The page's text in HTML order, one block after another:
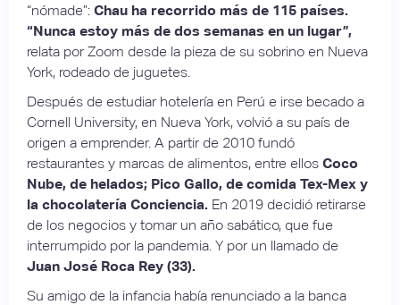
“nómade”: Chau ha recorrido más de 115 países.
“Nunca estoy más de dos semanas en un lugar”,
relata por Zoom desde la pieza de su sobrino en Nueva
York, rodeado de juguetes.
Después de estudiar hotelería en Perú e irse becado a
Cornell University, en Nueva York, volvió a su país de
origen a emprender. A partir de 2010 fundó
restaurantes y marcas de alimentos, entre ellos Coco
Nube, de helados; Pico Gallo, de comida Tex-Mex y
la chocolatería Conciencia. En 2019 decidió retirarse
de los negocios y tomar un año sabático, que fue
interrumpido por la pandemia. Y por un llamado de
Juan José Roca Rey (33).
Su amigo de la infancia había renunciado a la banca